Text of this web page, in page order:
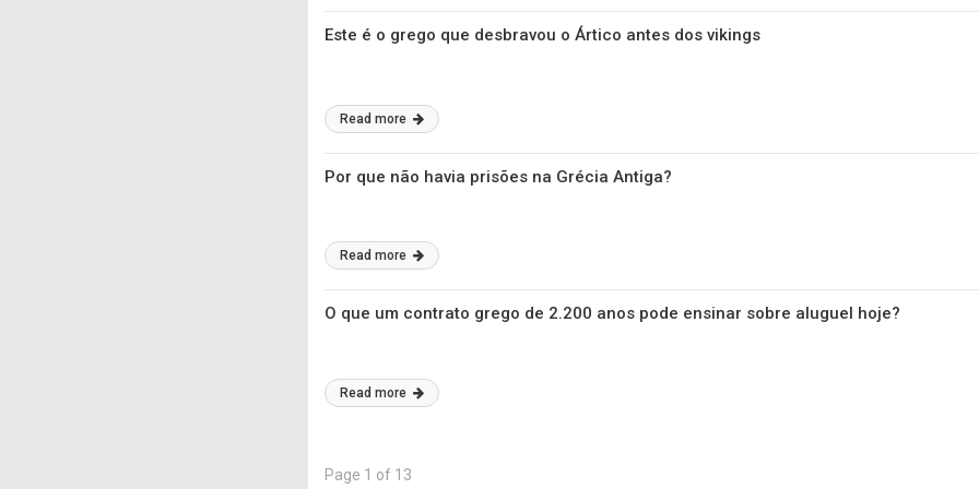
Este é o grego que desbravou o Ártico antes dos vikings
Read more
Por que não havia prisões na Grécia Antiga?
Read more
O que um contrato grego de 2.200 anos pode ensinar sobre aluguel hoje?
Read more
Page 1 of 13